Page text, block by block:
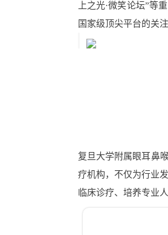
上之光·微笑论坛”等
国家级顶尖平台的关
复旦大学附属眼耳鼻
疗机构，不仅为行业
临床诊疗、培养专业